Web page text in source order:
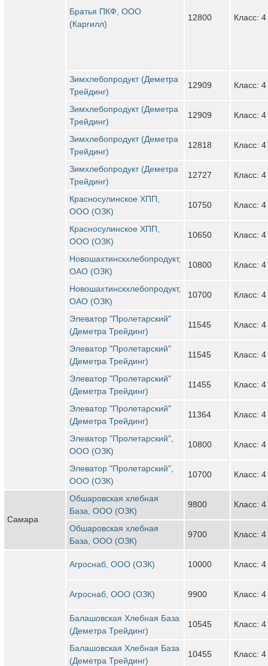
Братья ПКФ, ООО
(Каргилл)
12800 Класс: 4
Зимхлебопродукт (Деметра
Трейдинг)
12909 Класс: 4
Зимхлебопродукт (Деметра
Трейдинг)
12909 Класс: 4
Зимхлебопродукт (Деметра
Трейдинг)
12818 Класс: 4
Зимхлебопродукт (Деметра
Трейдинг)
12727 Класс: 4
Красносулинское ХПП,
ООО (ОЗК)
10750 Класс: 4
Красносулинское ХПП,
ООО (ОЗК)
10650 Класс: 4
Новошахтинскхлебопродукт,
ОАО (ОЗК)
10800 Класс: 4
Новошахтинскхлебопродукт,
ОАО (ОЗК)
10700 Класс: 4
Элеватор "Пролетарский"
(Деметра Трейдинг)
11545 Класс: 4
Элеватор "Пролетарский"
(Деметра Трейдинг)
11545 Класс: 4
Элеватор "Пролетарский"
(Деметра Трейдинг)
11455 Класс: 4
Элеватор "Пролетарский"
(Деметра Трейдинг)
11364 Класс: 4
Элеватор "Пролетарский",
ООО (ОЗК)
10800 Класс: 4
Элеватор "Пролетарский",
ООО (ОЗК)
10700 Класс: 4
Самара
Обшаровская хлебная
База, ООО (ОЗК)
9800 Класс: 4
Обшаровская хлебная
База, ООО (ОЗК)
9700 Класс: 4
Агроснаб, ООО (ОЗК) 10000 Класс: 4
Агроснаб, ООО (ОЗК) 9900 Класс: 4
Балашовская Хлебная База
(Деметра Трейдинг)
10545 Класс: 4
Балашовская Хлебная База
(Деметра Трейдинг)
10455 Класс: 4